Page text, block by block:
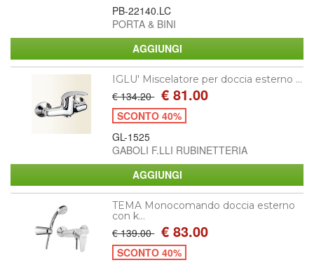
PB-22140.LC
PORTA & BINI
IGLU' Miscelatore per doccia esterno ...
€ 134.20 € 81.00
SCONTO 40%
GL-1525
GABOLI F.LLI RUBINETTERIA
TEMA Monocomando doccia esterno
con k...
€ 139.00 € 83.00
SCONTO 40%